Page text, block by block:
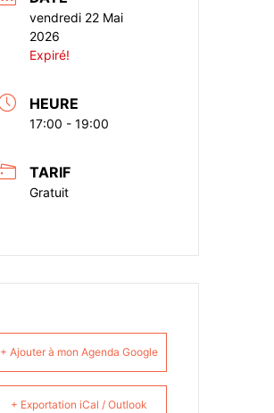
vendredi 22 Mai
2026
Expiré!
HEURE
17:00 - 19:00
TARIF
Gratuit
+ Ajouter à mon Agenda Google
+ Exportation iCal / Outlook